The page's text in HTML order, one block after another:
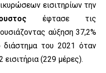
εισιτηρίων την
έφτασε τις
αύξηση 37,2%
του 2021 όταν
εισιτήρια (229 μέρες).